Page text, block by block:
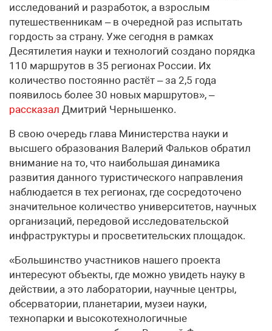
исследований и разработок, а взрослым
путешественникам – в очередной раз испытать
гордость за страну. Уже сегодня в рамках
Десятилетия науки и технологий создано порядка
110 маршрутов в 35 регионах России. Их
количество постоянно растёт – за 2,5 года
появилось более 30 новых маршрутов», –
рассказал Дмитрий Чернышенко.
В свою очередь глава Министерства науки и
высшего образования Валерий Фальков обратил
внимание на то, что наибольшая динамика
развития данного туристического направления
наблюдается в тех регионах, где сосредоточено
значительное количество университетов, научных
организаций, передовой исследовательской
инфраструктуры и просветительских площадок.
«Большинство участников нашего проекта
интересуют объекты, где можно увидеть науку в
действии, а это лаборатории, научные центры,
обсерватории, планетарии, музеи науки,
технопарки и высокотехнологичные